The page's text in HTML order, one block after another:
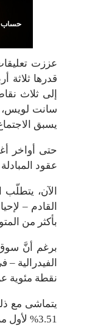
عززت
إلى ثلاث
سانت لويس،
يسبق
حتى أواخر
عقود
الآن،
بأكثر من المتوقَّع إلى 8.5%، كما أنَّ المزيد من
نقطة مئوية عن مستوى الذروة بنهاية
3.51% لأول مرة منذ 2014، مما قلّص انقلاب منحنى العائد، وبالتالي؛ قلل بقوة احتمالات الركود.